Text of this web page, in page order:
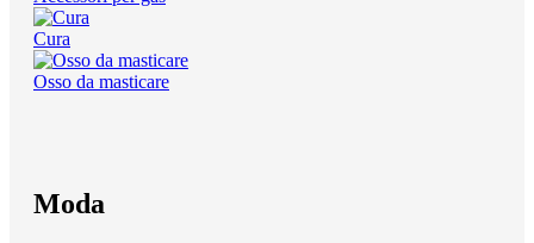
Cura
Osso da masticare
Moda